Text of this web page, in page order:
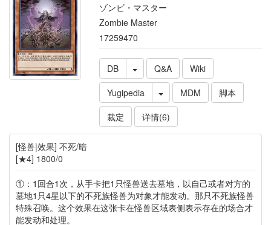
ゾンビ・マスター
Zombie Master
17259470
DB Q&A
Wiki
Yugipedia
MDM
脚本
裁定
详情(6)
[怪兽|效果] 不死/暗
[★4] 1800/0
①：1回合1次，从手卡把1只怪兽送去墓地，以自己或者对方的
墓地1只4星以下的不死族怪兽为对象才能发动。那只不死族怪兽
特殊召唤。这个效果在这张卡在怪兽区域表侧表示存在的场合才
能发动和处理。